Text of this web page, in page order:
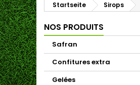
Startseite Sirops
NOS PRODUITS
Safran
Confitures extra
Gelées